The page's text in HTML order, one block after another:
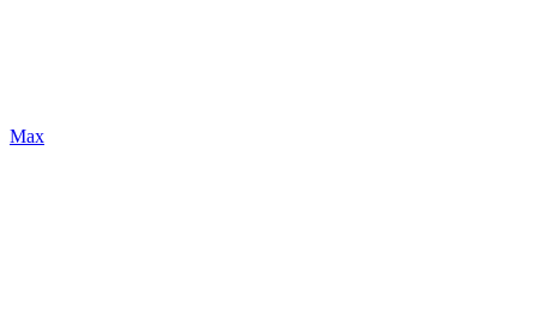
Max